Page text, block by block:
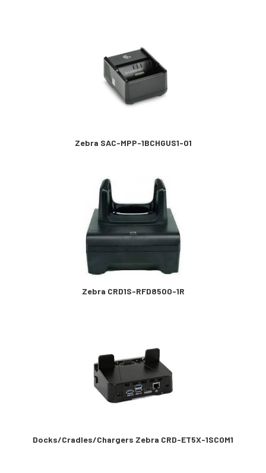
Zebra SAC-MPP-1BCHGUS1-01
Zebra CRD1S-RFD8500-1R
Docks/Cradles/Chargers Zebra CRD-ET5X-1SCOM1